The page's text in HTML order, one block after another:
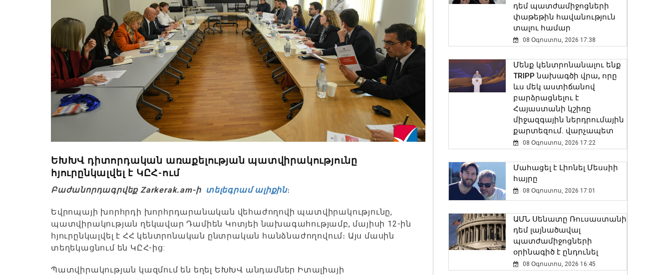
ԵԽԽՎ դիտորդական առաքելության պատվիրակությունը
հյուրընկալվել է ԿԸՀ-ում
Բաժանորդագրվեք Zarkerak.am-ի տելեգրամ ալիքին։
Եվրոպայի խորհրդի խորհրդարանական վեհաժողովի պատվիրակությունը,
պատվիրակության ղեկավար Դամիեն Կոտյեի նախագահությամբ, մայիսի 12-ին
հյուրընկալվել է ՀՀ կենտրոնական ընտրական հանձնաժողովում։ Այս մասին
տեղեկացնում են ԿԸՀ-ից:
Պատվիրակության կազմում են եղել ԵԽԽՎ անդամներ Իտալիայի
դեմ պատժամիջոցների
փաթեթին հավանություն
տալու համար
08 Օգոստոս, 2026 17:38
Մենք կենտրոնանալու ենք
TRIPP նախագծի վրա, որը
ևս մեկ աստիճանով
բարձրացնելու է
Հայաստանի կշիռը
միջազգային ներդրումային
քարտեզում. վարչապետ
08 Օգոստոս, 2026 17:22
Մահացել է Լիոնել Մեսսիի
հայրը
08 Օգոստոս, 2026 17:01
ԱՄՆ Սենատը Ռուսաստանի
դեմ լայնածավալ
պատժամիջոցների
օրինագիծ է ընդունել
08 Օգոստոս, 2026 16:45